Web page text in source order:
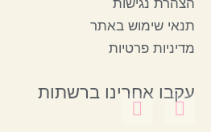
הצהרת נגישות
תנאי שימוש באתר
מדיניות פרטיות
עקבו אחרינו ברשתות